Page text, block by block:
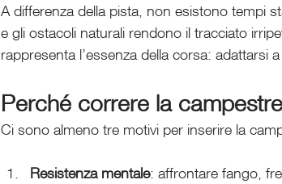
A differenza della pista, non esistono tempi
e gli ostacoli naturali rendono il tracciato
rappresenta l’essenza della corsa: adattarsi
Perché correre la campestre
Ci sono almeno tre motivi per inserire la
Resistenza mentale: affrontare fango,